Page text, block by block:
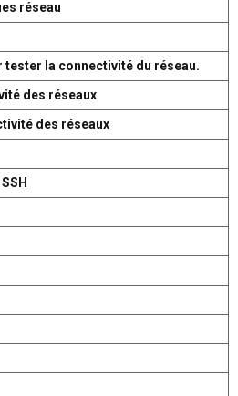
réseau
la connectivité du réseau.
des réseaux
des réseaux